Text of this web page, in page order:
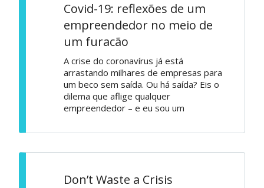
Covid-19: reflexões de um
empreendedor no meio de
um furacão
A crise do coronavírus já está
arrastando milhares de empresas para
um beco sem saída. Ou há saída? Eis o
dilema que aflige qualquer
empreendedor – e eu sou um
Don’t Waste a Crisis